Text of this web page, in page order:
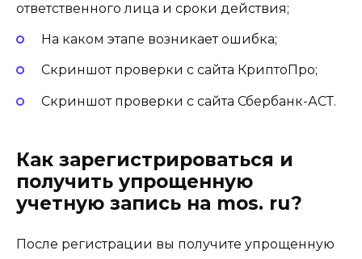
ответственного лица и сроки действия;
На каком этапе возникает ошибка;
Скриншот проверки с сайта КриптоПро;
Скриншот проверки с сайта Сбербанк-АСТ.
Как зарегистрироваться и
получить упрощенную
учетную запись на mos. ru?
После регистрации вы получите упрощенную